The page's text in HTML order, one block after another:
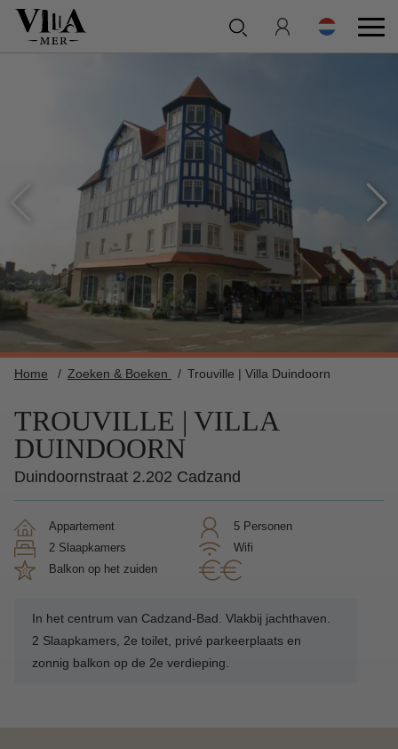
Home Zoeken & Boeken Trouville | Villa Duindoorn
TROUVILLE | VILLA
DUINDOORN
Duindoornstraat 2.202 Cadzand
Appartement
5 Personen
2 Slaapkamers
Wifi
balkon op het zuiden
In het centrum van Cadzand-Bad. Vlakbij jachthaven.
2 Slaapkamers, 2e toilet, privé parkeerplaats en
zonnig balkon op de 2e verdieping.